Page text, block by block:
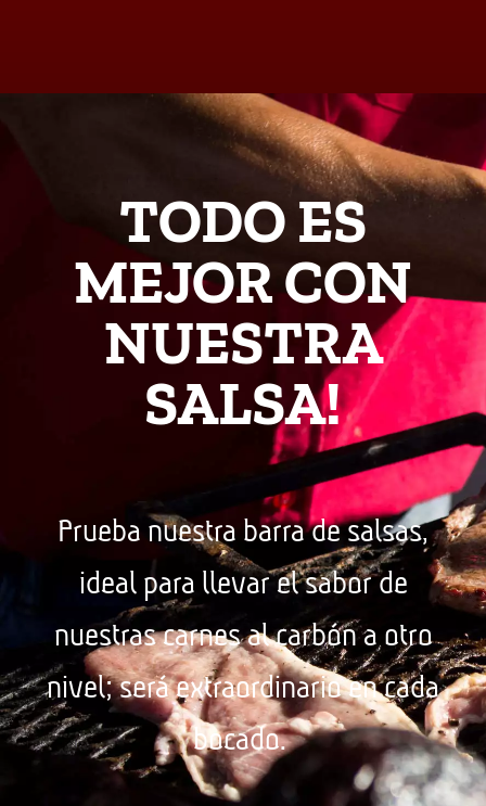
TODO ES
MEJOR CON
NUESTRA
SALSA!
Prueba nuestra barra de salsas,
ideal para llevar el sabor de
nuestras carnes al carbón a otro
nivel; será extraordinario en cada
bocado.